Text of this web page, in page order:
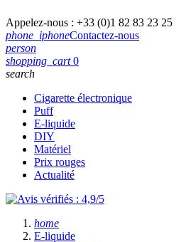
Appelez-nous : +33 (0)1 82 83 23 25
phone_iphoneContactez-nous
person
shopping_cart 0
search
Cigarette électronique
Puff
E-liquide
DIY
Matériel
Prix rouges
Actualité
home
E-liquide